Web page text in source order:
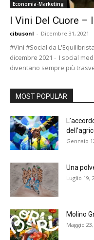
Economia-Marketing
I Vini Del Cuore
cibusonl - Dicembre 31, 2021
#Vini #Social da
dicembre 2021 - I social
diventano sempre più
MOST POPULAR
Gennaio
Una
Luglio 19,
Molino
Maggio